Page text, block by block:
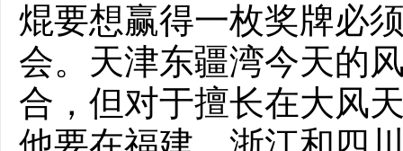
焜要想赢得一枚奖牌必
会。天津东疆湾今天的
合，但对于擅长在大风